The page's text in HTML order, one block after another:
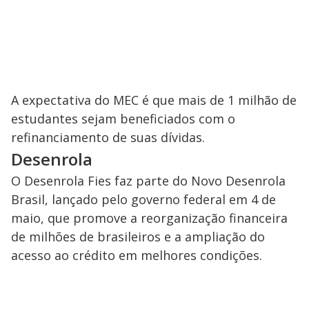
A expectativa do MEC é que mais de 1 milhão de
estudantes sejam beneficiados com o
refinanciamento de suas dívidas.
Desenrola
O Desenrola Fies faz parte do Novo Desenrola
Brasil, lançado pelo governo federal em 4 de
maio, que promove a reorganização financeira
de milhões de brasileiros e a ampliação do
acesso ao crédito em melhores condições.